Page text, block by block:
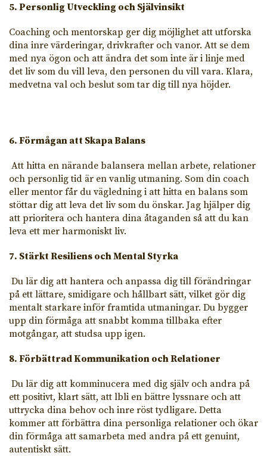
5. Personlig Utveckling och Självinsikt
Coaching och mentorskap ger dig möjlighet att utforska
dina inre värderingar, drivkrafter och vanor. Att se dem
med nya ögon och att ändra det som inte är i linje med
det liv som du vill leva, den personen du vill vara. Klara,
medvetna val och beslut som tar dig till nya höjder.
6. Förmågan att Skapa Balans
Att hitta en närande balansera mellan arbete, relationer
och personlig tid är en vanlig utmaning. Som din coach
eller mentor får du vägledning i att hitta en balans som
stöttar dig att leva det liv som du önskar. Jag hjälper dig
att prioritera och hantera dina åtaganden så att du kan
leva ett mer harmoniskt liv.
7. Stärkt Resiliens och Mental Styrka
Du lär dig att hantera och anpassa dig till förändringar
på ett lättare, smidigare och hållbart sätt, vilket gör dig
mentalt starkare inför framtida utmaningar. Du bygger
upp din förmåga att snabbt komma tillbaka efter
motgångar, att studsa upp igen.
8. Förbättrad Kommunikation och Relationer
Du lär dig att komminucera med dig själv och andra på
ett positivt, klart sätt, att lbli en bättre lyssnare och att
uttrycka dina behov och inre röst tydligare. Detta
kommer att förbättra dina personliga relationer och ökar
din förmåga att samarbeta med andra på ett genuint,
autentiskt sätt.